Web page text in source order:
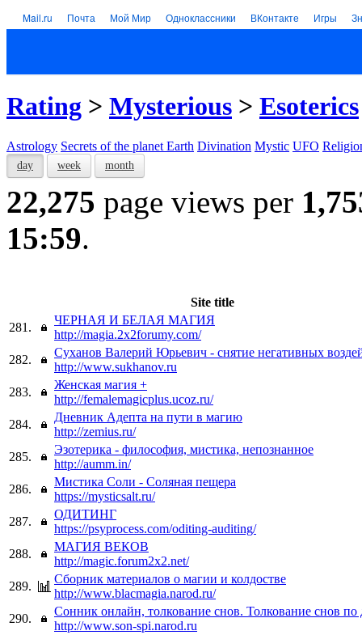
Mail.ru Почта Мой Мир Одноклассники ВКонтакте Игры
Rating > Mysterious > Esoterics
Astrology Secrets of the planet Earth Divination Mystic UFO
day week month
22,275 page views per
15:59.
Site title
281.
ЧЕРНАЯ И БЕЛАЯ МАГИЯ
http://magia.2x2forumy.com/
282.
Суханов Валерий Юрьевич - снятие негативных
http://www.sukhanov.ru
283.
Женская магия +
http://femalemagicplus.ucoz.ru/
284.
Дневник Адепта на пути в магию
http://zemius.ru/
285.
Эзотерика - философия, мистика, непознанное
http://aumm.in/
286.
Мистика Соли - Соляная пещера
https://mysticsalt.ru/
287.
ОДИТИНГ
https://psyprocess.com/oditing-auditing/
288.
МАГИЯ ВЕКОВ
http://magic.forum2x2.net/
289.
Сборник материалов о магии и колдостве
http://www.blacmagia.narod.ru/
290.
Сонник онлайн, толкование снов. Толкование снов по
http://www.son-spi.narod.ru